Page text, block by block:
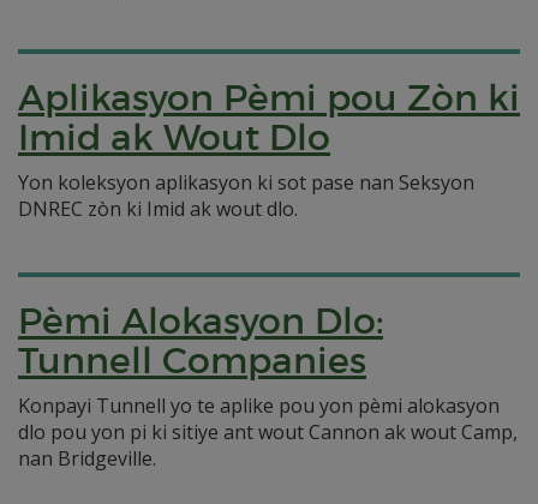
Aplikasyon Pèmi pou Zòn ki
Imid ak Wout Dlo
Yon koleksyon aplikasyon ki sot pase nan Seksyon
DNREC zòn ki Imid ak wout dlo.
Pèmi Alokasyon Dlo:
Tunnell Companies
Konpayi Tunnell yo te aplike pou yon pèmi alokasyon
dlo pou yon pi ki sitiye ant wout Cannon ak wout Camp,
nan Bridgeville.